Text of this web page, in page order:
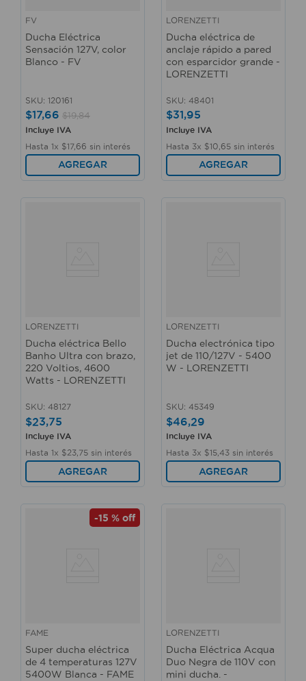
FV
Ducha Eléctrica
Sensación 127V, color
Blanco - FV
SKU: 120161
$17,66 $19,84
Incluye IVA
Hasta 1x $17, 66 sin interés
AGREGAR
LORENZETTI
Ducha eléctrica de
anclaje rápido a pared
con esparcidor grande -
LORENZETTI
SKU: 48401
$31,95
Incluye IVA
Hasta 3x $10 65 sin interés
AGREGAR
LORENZETTI
Ducha eléctrica Bello
Banho Ultra con brazo,
220 Voltios, 4600
Watts - LORENZETTI
SKU: 48127
$23,75
Incluye IVA
Hasta 1x $23 75 sin interés
AGREGAR
LORENZETTI
Ducha electrónica tipo
jet de 110/127V - 5400
W - LORENZETTI
SKU: 45349
$46,29
Incluye IVA
Hasta 3x $15 43 sin interés
AGREGAR
-15 % off
FAME
Super ducha eléctrica
de 4 temperaturas 127V
5400W Blanca - FAME
LORENZETTI
Ducha Eléctrica Acqua
Duo Negra de 110V con
mini ducha. -